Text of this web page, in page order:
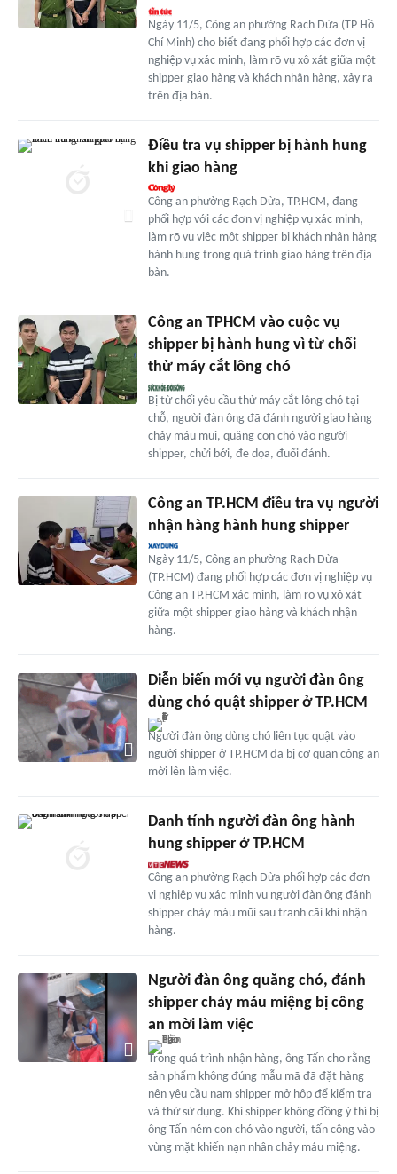
Ngày 11/5, Công an phường Rạch Dừa (TP Hồ
Chí Minh) cho biết đang phối hợp các đơn vị
nghiệp vụ xác minh, làm rõ vụ xô xát giữa một
shipper giao hàng và khách nhận hàng, xảy ra
trên địa bàn.
Điều tra vụ shipper bị hành hung
khi giao hàng
Công an phường Rạch Dừa, TP.HCM, đang
phối hợp với các đơn vị nghiệp vụ xác minh,
làm rõ vụ việc một shipper bị khách nhận hàng
hành hung trong quá trình giao hàng trên địa
bàn.
Công an TPHCM vào cuộc vụ
shipper bị hành hung vì từ chối
thử máy cắt lông chó
Bị từ chối yêu cầu thử máy cắt lông chó tại
chỗ, người đàn ông đã đánh người giao hàng
chảy máu mũi, quăng con chó vào người
shipper, chửi bới, đe dọa, đuổi đánh.
Công an TP.HCM điều tra vụ người
nhận hàng hành hung shipper
Ngày 11/5, Công an phường Rạch Dừa
(TP.HCM) đang phối hợp các đơn vị nghiệp vụ
Công an TP.HCM xác minh, làm rõ vụ xô xát
giữa một shipper giao hàng và khách nhận
hàng.
Diễn biến mới vụ người đàn ông
dùng chó quật shipper ở TP.HCM
Người đàn ông dùng chó liên tục quật vào
người shipper ở TP.HCM đã bị cơ quan công an
mời lên làm việc.
Danh tính người đàn ông hành
hung shipper ở TP.HCM
Công an phường Rạch Dừa phối hợp các đơn
vị nghiệp vụ xác minh vụ người đàn ông đánh
shipper chảy máu mũi sau tranh cãi khi nhận
hàng.
Người đàn ông quăng chó, đánh
shipper chảy máu miệng bị công
an mời làm việc
Trong quá trình nhận hàng, ông Tấn cho rằng
sản phẩm không đúng mẫu mã đã đặt hàng
nên yêu cầu nam shipper mở hộp để kiểm tra
và thử sử dụng. Khi shipper không đồng ý thì bị
ông Tấn ném con chó vào người, tấn công vào
vùng mặt khiến nạn nhân chảy máu miệng.